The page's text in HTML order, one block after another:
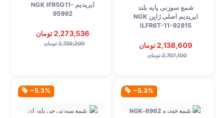
شمع سوزنی پایه بلند
ایریدیم اصلی ژاپن NGK
ILFR6T-11-92815
2,138,609 تومان
2,707,100 تومان
ایریدیم NGK IFR5G11-
95992
2,273,536 تومان
2,739,200 تومان
‎−5.3%
‎−5.3%